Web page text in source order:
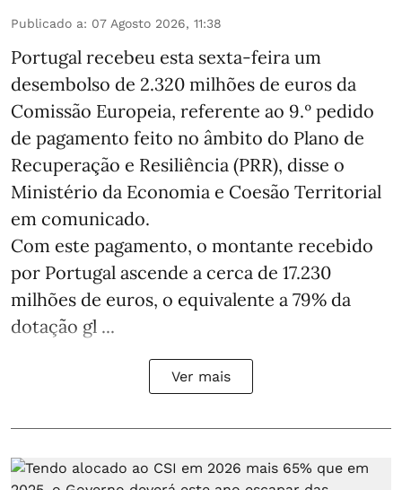
Publicado a: 07 Agosto 2026, 11:38
Portugal recebeu esta sexta-feira um
desembolso de 2.320 milhões de euros da
Comissão Europeia, referente ao 9.º pedido
de pagamento feito no âmbito do Plano de
Recuperação e Resiliência (PRR), disse o
Ministério da Economia e Coesão Territorial
em comunicado.
Com este pagamento, o montante recebido
por Portugal ascende a cerca de 17.230
milhões de euros, o equivalente a 79% da
dotação gl ...
Ver mais